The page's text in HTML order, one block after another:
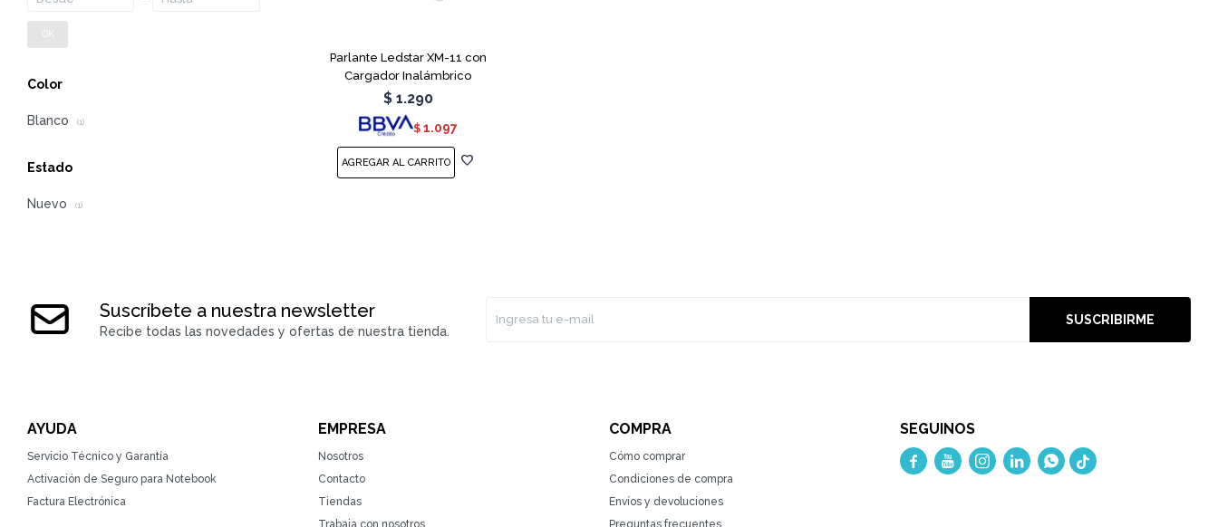
Parlante Ledstar XM-11 con
Cargador Inalámbrico
$ 1.290
$ 1.097
OK
Color
Blanco (1)
Estado
Nuevo (1)
Suscríbete a nuestra newsletter
Recibe todas las novedades y ofertas de nuestra tienda.
SUSCRIBIRME
AYUDA
Servicio Técnico y Garantía
Activación de Seguro para Notebook
Factura Electrónica
EMPRESA
Nosotros
Contacto
Tiendas
COMPRA
Cómo comprar
Condiciones de compra
Envíos y devoluciones
SEGUINOS
    